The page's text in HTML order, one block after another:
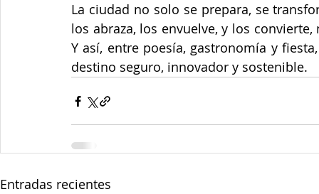
La ciudad no solo se prepara, se
los abraza, los envuelve, y los
Y así, entre poesía, gastronomía y
destino seguro, innovador y sostenible.
Entradas recientes